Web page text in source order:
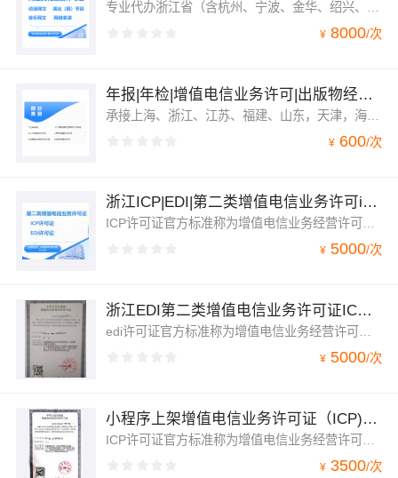
¥ 8000/次
年报|年检|增值电信业务许可|出版物经营|广播|劳务|人力
¥ 600/次
浙江ICP|EDI|第二类增值电信业务许可icp|edi
ICP许可证官方标准称为增值电信业务经营许可证（仅限互联网信息服务）其详细业务范围是指凡是通过互联网向用户提供有偿信息的网站都需要办理互联网信息服务。根据国家《互联网信息服务管理办法》的相关规定，经营性网站除办理域名备案之外，还需办理增值电信业务经营许可证。应用于企业合规经营、上架小程序、签银行支付通道，上架APP应用平台，企业合作招标，抖音推广平台等
¥ 5000/次
浙江EDI第二类增值电信业务许可证ICP在线数据处理与交易处理edi
¥ 5000/次
小程序上架增值电信业务许可证（ICP)银行支付通道
¥ 3500/次